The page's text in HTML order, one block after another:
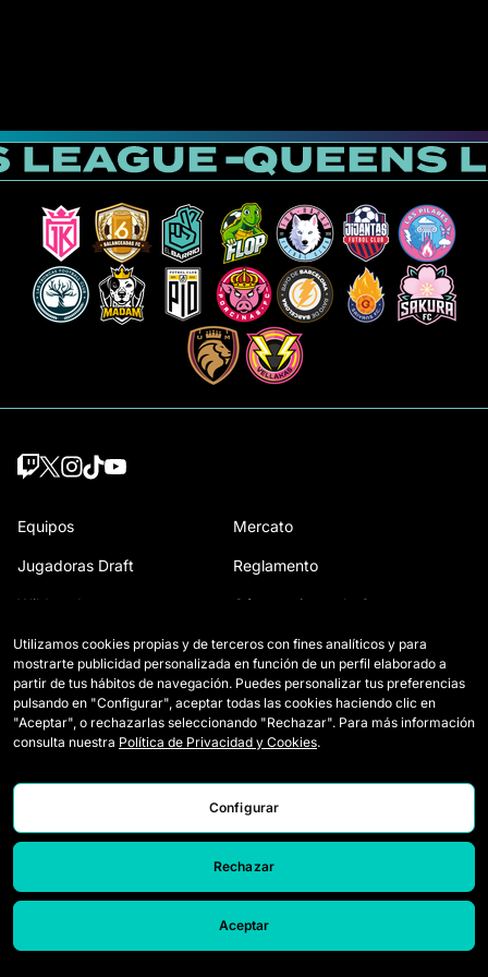
Equipos
Jugadoras Draft
Wildcards
Partidos
Clasificación
Estadísticas
Mercato
Reglamento
Cómo se juega la Queens
Entradas
Acreditaciones Prensa
Contacto
Utilizamos cookies propias y de terceros con fines analíticos y para
mostrarte publicidad personalizada en función de un perfil elaborado a
partir de tus hábitos de navegación. Puedes personalizar tus preferencias
pulsando en "Configurar", aceptar todas las cookies haciendo clic en
"Aceptar", o rechazarlas seleccionando "Rechazar". Para más información
consulta nuestra Política de Privacidad y Cookies.
Configurar
Rechazar
Aceptar